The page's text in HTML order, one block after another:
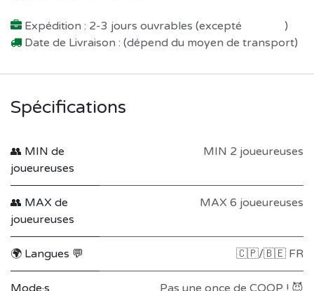
Expédition : 2-3 jours ouvrables (excepté
)
Date de Livraison : (dépend du moyen de transport)
Spécifications
👥 MIN de
joueureuses
MIN 2 joueureuses
👥 MAX de
joueureuses
MAX 6 joueureuses
🌍 Langues 💬 🇨🇵/🇧🇪 FR
Mode·s
Pas une once de COOP ! 😈